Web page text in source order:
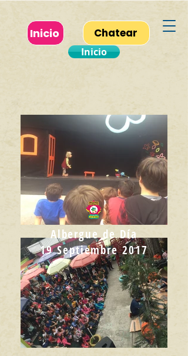
Inicio Chatear
Inicio
Albergue de Día
19 Septiembre 2017